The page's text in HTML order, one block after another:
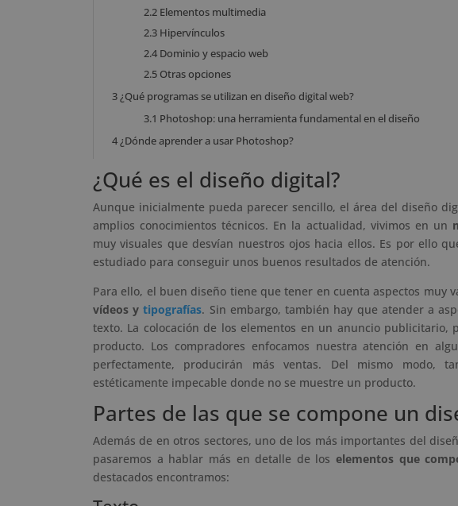
2.2 Elementos multimedia
2.3 Hipervínculos
2.4 Dominio y espacio web
2.5 Otras opciones
3¿Qué programas se utilizan en diseño digital web?
3.1 Photoshop: una herramienta fundamental en el diseño
4¿Dónde aprender a usar Photoshop?
¿Qué es el diseño digital?
Aunque inicialmente pueda parecer sencillo, el área del diseño
amplios conocimientos técnicos. En la actualidad, vivimos en un
muy visuales que desvían nuestros ojos hacia ellos. Es por ello
estudiado para conseguir unos buenos resultados de atención.
Para ello, el buen diseño tiene que tener en cuenta aspectos muy
vídeos ytipografías. Sin embargo, también hay que atender a
texto. La colocación de los elementos en un anuncio
producto. Los compradores enfocamos nuestra atención en
perfectamente, producirán más ventas. Del mismo modo,
estéticamente impecable donde no se muestre un producto.
Partes de las que se compone un
Además de en otros sectores, uno de los más importantes del
pasaremos a hablar más en detalle de los elementos que
destacados encontramos: